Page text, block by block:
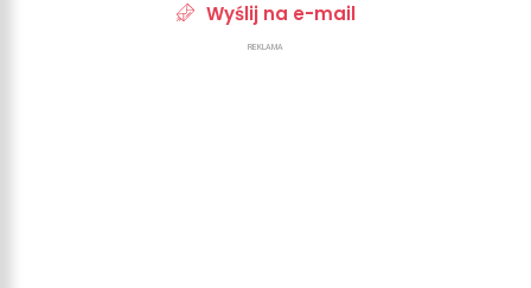
Wyślij na e-mail
REKLAMA